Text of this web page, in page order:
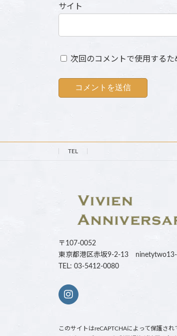
サイト
次回のコメントで使用するた
TEL
〒107-0052
東京都港区赤坂9-2-13
TEL: 03-5412-0080
このサイトはreCAPTCHAによって保護され